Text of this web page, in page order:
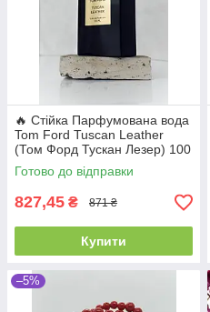
🔥 Стійка Парфумована вода
Tom Ford Tuscan Leather
(Том Форд Тускан Лезер) 100
мл. Шкіряний насичений
аромат
Готово до відправки
827,45 ₴ 871 ₴
Купити
–5%